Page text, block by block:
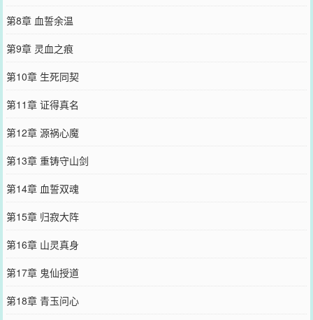
第8章 血誓余温
第9章 灵血之痕
第10章 生死同契
第11章 证得真名
第12章 源祸心魔
第13章 重铸守山剑
第14章 血誓双魂
第15章 归寂大阵
第16章 山灵真身
第17章 鬼仙授道
第18章 青玉问心